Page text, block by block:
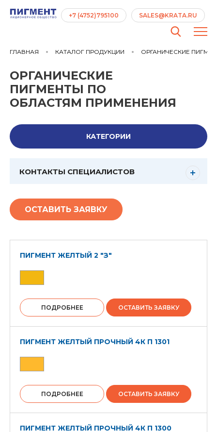
+7 (4752)795100 SALES@KRATA.RU
ГЛАВНАЯ КАТАЛОГ ПРОДУКЦИИ ОРГАНИЧЕСКИЕ
ОРГАНИЧЕСКИЕ
ПИГМЕНТЫ ПО
ОБЛАСТЯМ ПРИМЕНЕНИЯ
КАТЕГОРИИ
КОНТАКТЫ СПЕЦИАЛИСТОВ
ОСТАВИТЬ ЗАЯВКУ
ПИГМЕНТ ЖЕЛТЫЙ 2 "З"
ПОДРОБНЕЕ ОСТАВИТЬ ЗАЯВКУ
ПИГМЕНТ ЖЕЛТЫЙ ПРОЧНЫЙ 4К П 1301
ПОДРОБНЕЕ ОСТАВИТЬ ЗАЯВКУ
ПИГМЕНТ ЖЕЛТЫЙ ПРОЧНЫЙ 4К П 1300